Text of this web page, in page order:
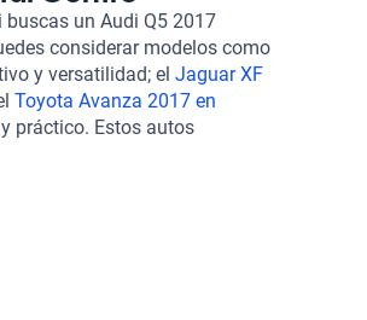
toque de exclusividad y
de combustible
en una opción
economía. En Kavak,
opciones de
Además, contamos
un Audi Q5 2017
considerar modelos como
y versatilidad; el Jaguar XF
Toyota Avanza 2017 en
práctico. Estos autos
brindándote más